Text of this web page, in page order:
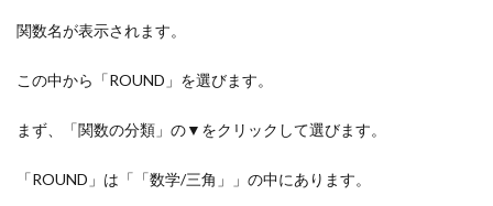
関数名が表示されます。
この中から「ROUND」を選びます。
まず、「関数の分類」の▼をクリックして選びます。
「ROUND」は「「数学/三角」」の中にあります。